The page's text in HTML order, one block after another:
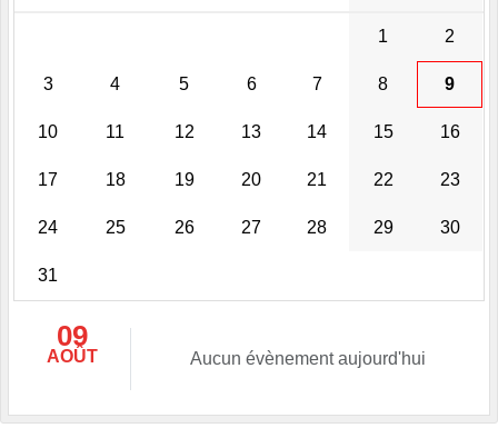
1 2
3 4 5 6 7 8 9
10 11 12 13 14 15 16
17 18 19 20 21 22 23
24 25 26 27 28 29 30
31
09
AOÛT Aucun évènement aujourd'hui